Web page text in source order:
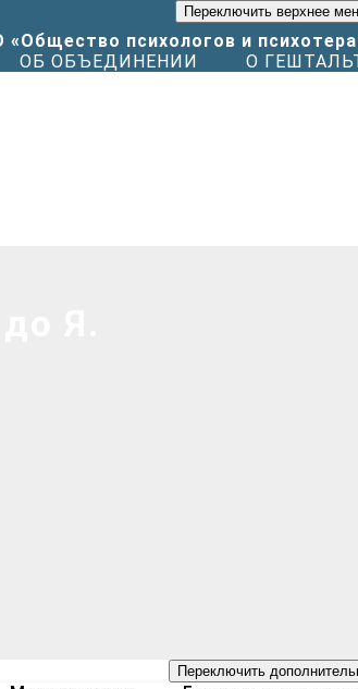
Переключить верхнее
ОБ ОБЪЕДИНЕНИИ О
Переключить